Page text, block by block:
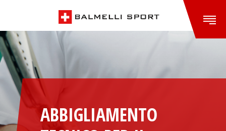
ABBIGLIAMENTO